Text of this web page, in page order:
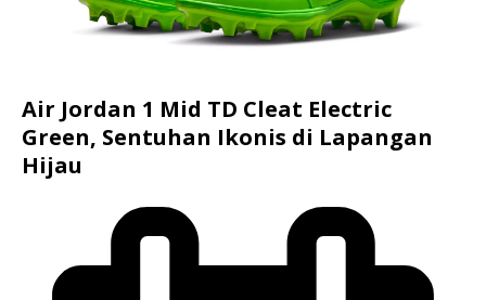
Air Jordan 1 Mid TD Cleat Electric
Green, Sentuhan Ikonis di Lapangan
Hijau